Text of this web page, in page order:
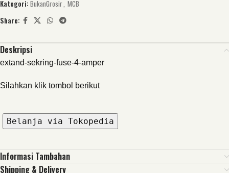
Kategori: BukanGrosir, MCB
Share:
Deskripsi
extand-sekring-fuse-4-amper
Silahkan klik tombol berikut
Belanja via Tokopedia
Informasi Tambahan
Shipping & Delivery